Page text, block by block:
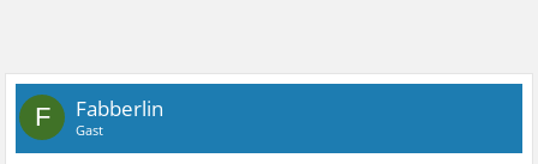
F Fabberlin
Gast